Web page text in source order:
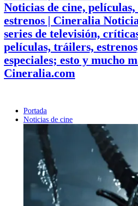
Noticias de cine, películas,
estrenos | Cineralia
series de televisión,
películas, tráilers,
especiales; esto y mucho
Cineralia.com
Portada
Noticias de cine